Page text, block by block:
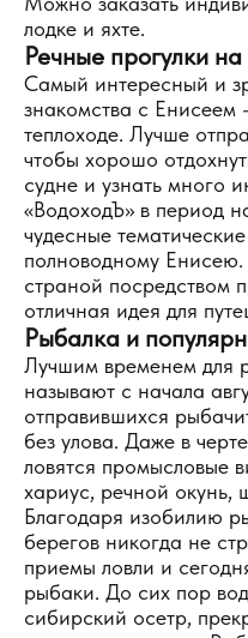
лодке и яхте.
Речные прогулки на
Самый интересный и
знакомства с Енисеем
теплоходе. Лучше
чтобы хорошо
судне и узнать много
«ВодоходЪ» в период
чудесные
полноводному
страной посредством
отличная идея для
Рыбалка и
Лучшим временем для
называют с начала
отправившихся
без улова. Даже в
ловятся промысловые
хариус, речной окунь,
Благодаря изобилию
берегов никогда не
приемы ловли и
рыбаки. До сих пор
сибирский осетр,